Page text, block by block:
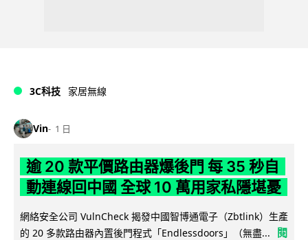
3C科技 家居無線
Vin 1 日
逾 20 款平價路由器爆後門 每 35 秒自
動連線回中國 全球 10 萬用家私隱堪憂
網絡安全公司 VulnCheck 揭發中國智博通電子（Zbtlink）生產
的 20 多款路由器內置後門程式「Endlessdoors」（無盡...
閱